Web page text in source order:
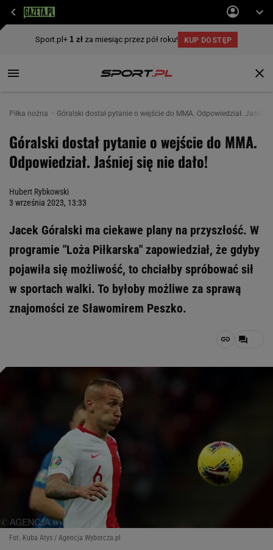
Piłka nożna Góralski dostał pytanie o wejście do MMA. Odpowiedział. Jaśniej
Góralski dostał pytanie o wejście do MMA.
Odpowiedział. Jaśniej się nie dało!
Hubert Rybkowski
3 września 2023, 13:33
Jacek Góralski ma ciekawe plany na przyszłość. W
programie "Loża Piłkarska" zapowiedział, że gdyby
pojawiła się możliwość, to chciałby spróbować sił
w sportach walki. To byłoby możliwe za sprawą
znajomości ze Sławomirem Peszko.
Fot. Kuba Atys / Agencja Wyborcza.pl